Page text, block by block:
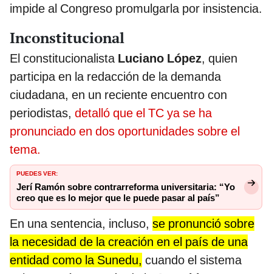
impide al Congreso promulgarla por insistencia.
Inconstitucional
El constitucionalista Luciano López, quien
participa en la redacción de la demanda
ciudadana, en un reciente encuentro con
periodistas, detalló que el TC ya se ha
pronunciado en dos oportunidades sobre el
tema.
PUEDES VER:
Jerí Ramón sobre contrarreforma universitaria: “Yo
creo que es lo mejor que le puede pasar al país”
En una sentencia, incluso, se pronunció sobre
la necesidad de la creación en el país de una
entidad como la Sunedu, cuando el sistema